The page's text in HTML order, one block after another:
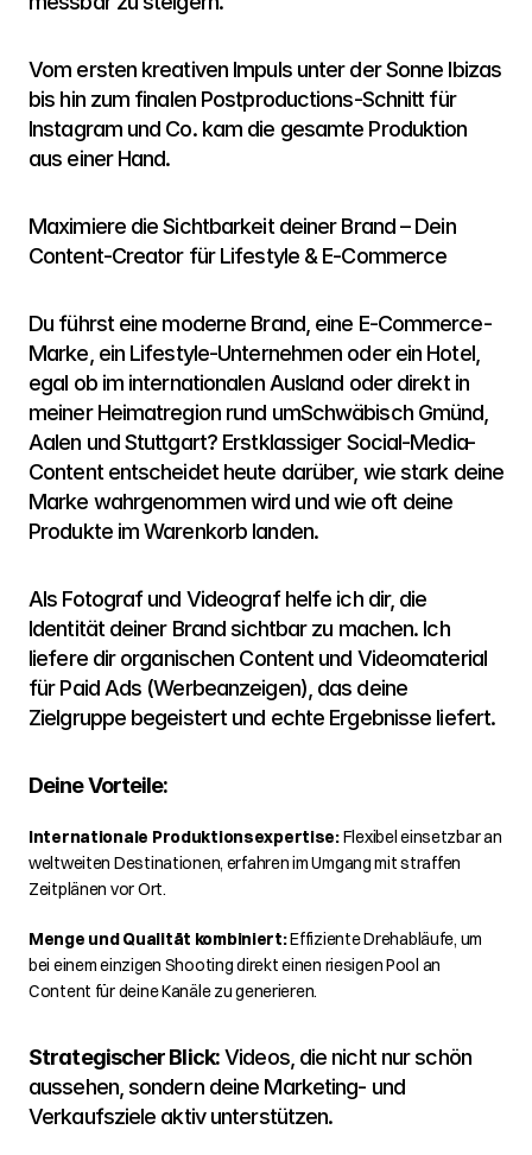
Vom ersten kreativen Impuls unter der Sonne Ibizas
bis hin zum finalen Postproductions-Schnitt für
Instagram und Co. kam die gesamte Produktion
aus einer Hand.
Maximiere die Sichtbarkeit deiner Brand – Dein
Content-Creator für Lifestyle & E-Commerce
Du führst eine moderne Brand, eine E-Commerce-
Marke, ein Lifestyle-Unternehmen oder ein Hotel,
egal ob im internationalen Ausland oder direkt in
meiner Heimatregion rund umSchwäbisch Gmünd,
Aalen und Stuttgart? Erstklassiger Social-Media-
Content entscheidet heute darüber, wie stark deine
Marke wahrgenommen wird und wie oft deine
Produkte im Warenkorb landen.
Als Fotograf und Videograf helfe ich dir, die
Identität deiner Brand sichtbar zu machen. Ich
liefere dir organischen Content und Videomaterial
für Paid Ads (Werbeanzeigen), das deine
Zielgruppe begeistert und echte Ergebnisse liefert.
Deine Vorteile:
Internationale Produktionsexpertise: Flexibel einsetzbar an
weltweiten Destinationen, erfahren im Umgang mit straffen
Zeitplänen vor Ort.
Menge und Qualität kombiniert: Effiziente Drehabläufe, um
bei einem einzigen Shooting direkt einen riesigen Pool an
Content für deine Kanäle zu generieren.
Strategischer Blick: Videos, die nicht nur schön
aussehen, sondern deine Marketing- und
Verkaufsziele aktiv unterstützen.